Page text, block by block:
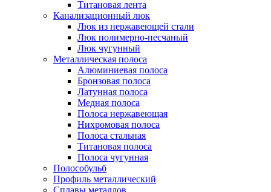
Титановая лента
Канализационный люк
Люк из нержавеющей стали
Люк полимерно-песчаный
Люк чугунный
Металлическая полоса
Алюминиевая полоса
Бронзовая полоса
Латунная полоса
Медная полоса
Полоса нержавеющая
Нихромовая полоса
Полоса стальная
Титановая полоса
Полоса чугунная
Полособульб
Профиль металлический
Сплавы металлов